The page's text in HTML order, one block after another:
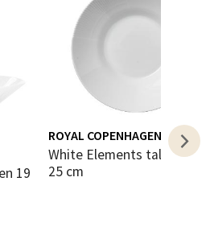
ROYAL COPENHAGEN
White Elements tallerken dyp
25 cm